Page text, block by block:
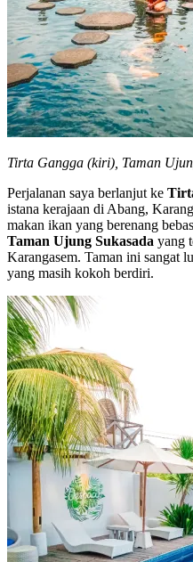
Tirta Gangga (kiri), Taman
Perjalanan saya berlanjut ke
istana kerajaan di Abang,
makan ikan yang berenang
Taman Ujung Sukasada yang
Karangasem. Taman ini sangat
yang masih kokoh berdiri.